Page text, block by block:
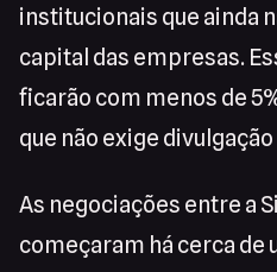
institucionais que ainda
capital das empresas.
ficarão com menos de
que não exige
As negociações entre a
começaram há cerca de